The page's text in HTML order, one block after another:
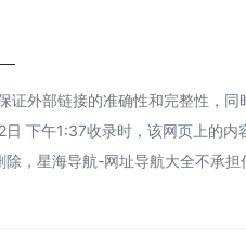
外部链接的准确性和完整性，同
下午1:37收录时，该网页上的内
，星海导航-网址导航大全不承担